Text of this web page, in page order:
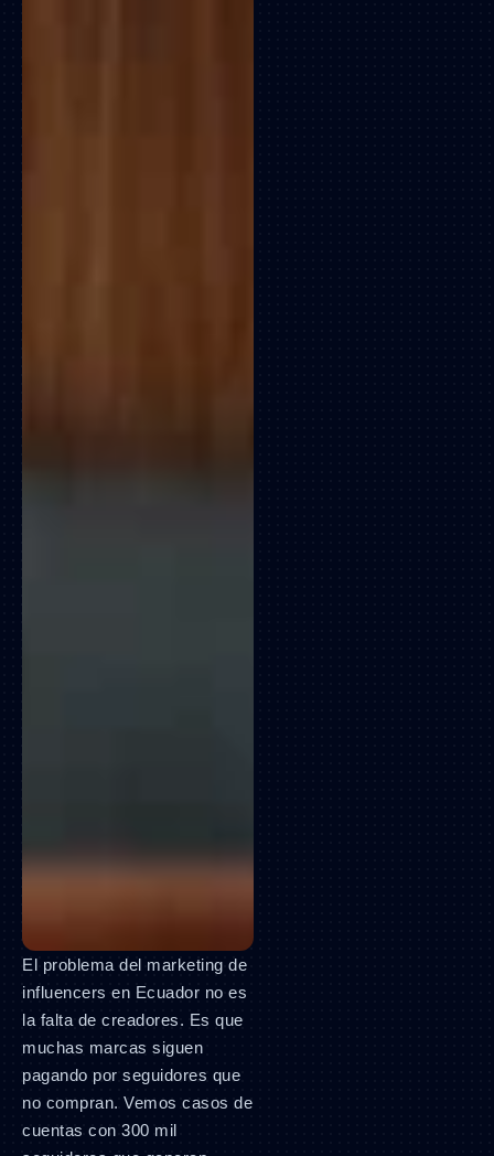
El problema del marketing de
influencers en Ecuador no es
la falta de creadores. Es que
muchas marcas siguen
pagando por seguidores que
no compran. Vemos casos de
cuentas con 300 mil